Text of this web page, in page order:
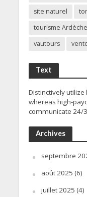
site naturel
tourisme Ardèche
vautours
Text
Distinctively
whereas high-
communicate 24/
Archives
septembre
août 2025 (6)
juillet 2025 (4)